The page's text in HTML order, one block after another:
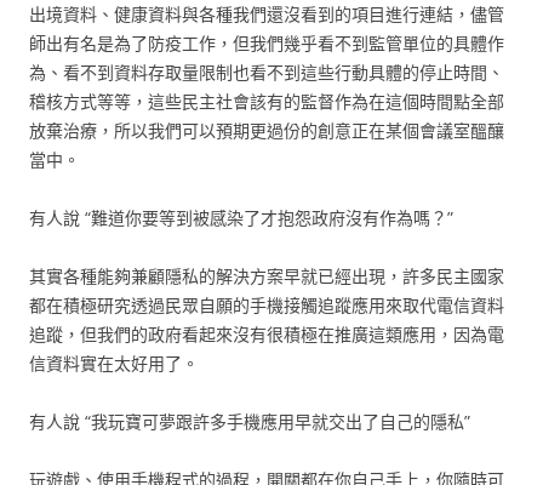
出境資料、健康資料與各種我們還沒看到的項目進行連結，儘管
師出有名是為了防疫工作，但我們幾乎看不到監管單位的具體作
為、看不到資料存取量限制也看不到這些行動具體的停止時間、
稽核方式等等，這些民主社會該有的監督作為在這個時間點全部
放棄治療，所以我們可以預期更過份的創意正在某個會議室醞釀
當中。
有人說 “難道你要等到被感染了才抱怨政府沒有作為嗎？”
其實各種能夠兼顧隱私的解決方案早就已經出現，許多民主國家
都在積極研究透過民眾自願的手機接觸追蹤應用來取代電信資料
追蹤，但我們的政府看起來沒有很積極在推廣這類應用，因為電
信資料實在太好用了。
有人說 “我玩寶可夢跟許多手機應用早就交出了自己的隱私”
玩遊戲、使用手機程式的過程，開關都在你自己手上，你隨時可